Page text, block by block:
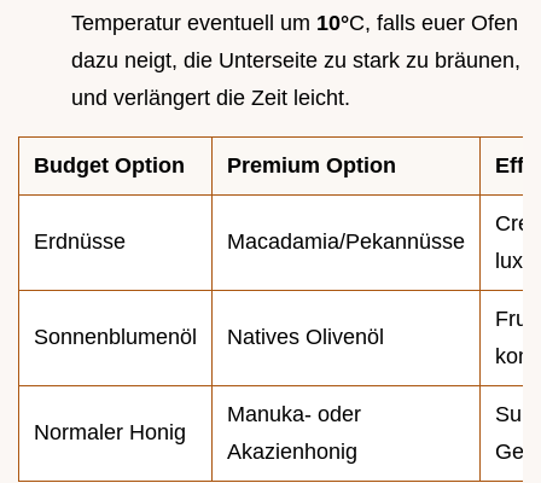
Temperatur eventuell um 10°C, falls euer Ofen
dazu neigt, die Unterseite zu stark zu bräunen,
und verlängert die Zeit leicht.
Budget Option Premium Option
Erdnüsse Macadamia/Pekannüsse
Sonnenblumenöl Natives Olivenöl
Normaler Honig
Manuka- oder
Akazienhonig